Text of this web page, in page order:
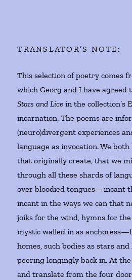
TRANSLATOR’S NOTE:
This selection of poetry comes
which Georg and I have agreed
Stars and Lice in the collection’s
incarnation. The poems are
(neuro)divergent experiences
language as invocation. We
that originally create, that we
through all these shards of
over bloodied tongues—incant
incant in the ways we can that
joiks for the wind, hymns for
mystic walled in as
homes, such bodies as stars
peering longingly back in. At
and translate from the four